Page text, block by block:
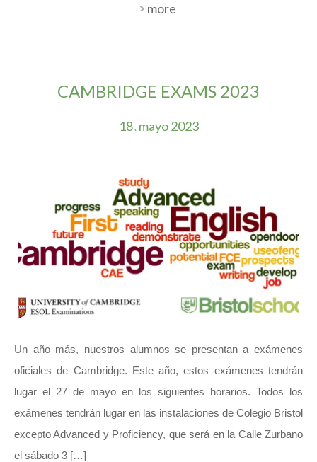
more
CAMBRIDGE EXAMS 2023
18. mayo2023
Un año más, nuestros alumnos se presentan a exámenes
oficiales de Cambridge. Este año, estos exámenes tendrán
lugar el 27 de mayo en los siguientes horarios. Todos los
exámenes tendrán lugar en las instalaciones de Colegio Bristol
excepto Advanced y Proficiency, que será en la Calle Zurbano
el sábado 3 […]